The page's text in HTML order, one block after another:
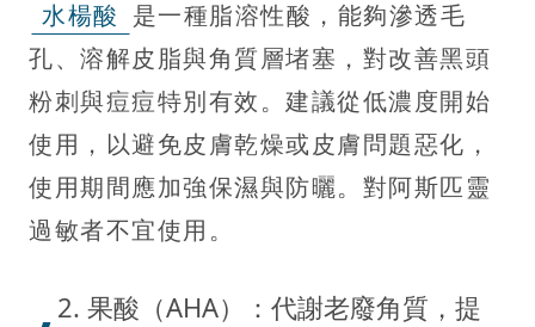
水楊酸 是一種脂溶性酸，能夠滲透毛
孔、溶解皮脂與角質層堵塞，對改善黑頭
粉刺與痘痘特別有效。建議從低濃度開始
使用，以避免皮膚乾燥或皮膚問題惡化，
使用期間應加強保濕與防曬。對阿斯匹靈
過敏者不宜使用。
2. 果酸（AHA）：代謝老廢角質，提